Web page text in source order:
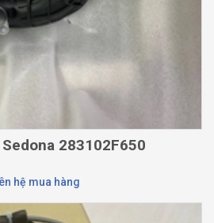
283102F650
hệ mua hàng